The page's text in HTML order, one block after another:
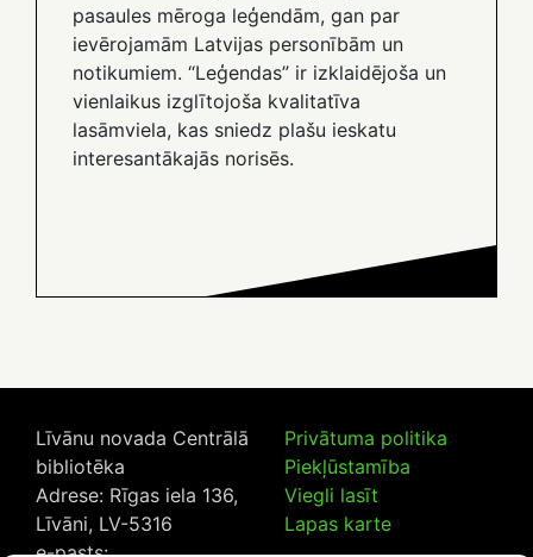
pasaules mēroga leģendām, gan par
ievērojamām Latvijas personībām un
notikumiem. “Leģendas” ir izklaidējoša un
vienlaikus izglītojoša kvalitatīva
lasāmviela, kas sniedz plašu ieskatu
interesantākajās norisēs.
Līvānu novada Centrālā
bibliotēka
Adrese: Rīgas iela 136,
Līvāni, LV-5316
e-pasts:
Privātuma politika
Piekļūstamība
Viegli lasīt
Lapas karte